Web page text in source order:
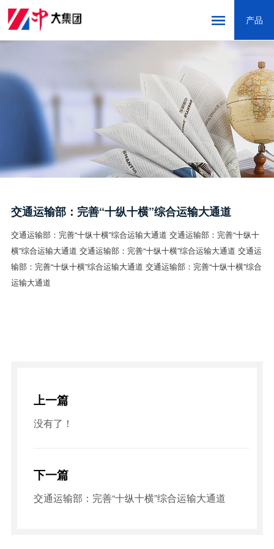
网站首页
新闻中心
产品中心
精品工程
联系我们
产品
交通运输部：完善“十纵十横”综合运输大通道
交通运输部：完善“十纵十横”综合运输大通道 交通运输部：完善“十纵十
横”综合运输大通道 交通运输部：完善“十纵十横”综合运输大通道 交通运
输部：完善“十纵十横”综合运输大通道 交通运输部：完善“十纵十横”综合
运输大通道
上一篇
没有了！
下一篇
交通运输部：完善“十纵十横”综合运输大通道